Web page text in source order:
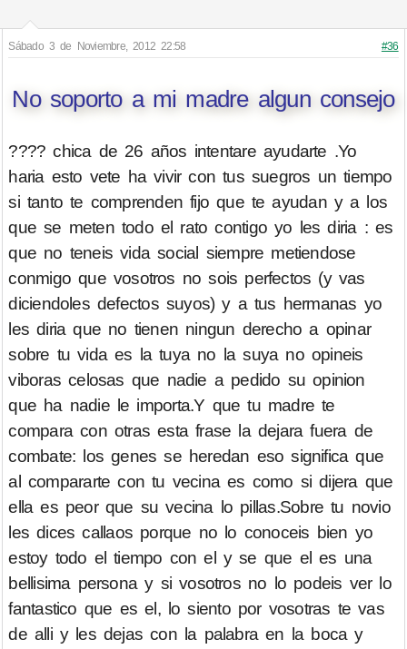
Sábado 3 de Noviembre, 2012 22:58 #36
No soporto a mi madre algun consejo
???? chica de 26 años intentare ayudarte .Yo
haria esto vete ha vivir con tus suegros un tiempo
si tanto te comprenden fijo que te ayudan y a los
que se meten todo el rato contigo yo les diria : es
que no teneis vida social siempre metiendose
conmigo que vosotros no sois perfectos (y vas
diciendoles defectos suyos) y a tus hermanas yo
les diria que no tienen ningun derecho a opinar
sobre tu vida es la tuya no la suya no opineis
viboras celosas que nadie a pedido su opinion
que ha nadie le importa.Y que tu madre te
compara con otras esta frase la dejara fuera de
combate: los genes se heredan eso significa que
al compararte con tu vecina es como si dijera que
ella es peor que su vecina lo pillas.Sobre tu novio
les dices callaos porque no lo conoceis bien yo
estoy todo el tiempo con el y se que el es una
bellisima persona y si vosotros no lo podeis ver lo
fantastico que es el, lo siento por vosotras te vas
de alli y les dejas con la palabra en la boca y